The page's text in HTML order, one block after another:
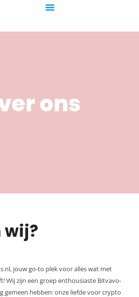
ons
wij?
jouw go-to plek voor alles wat met
Wij zijn een groep enthousiaste Bitvavo-
gemeen hebben: onze liefde voor crypto